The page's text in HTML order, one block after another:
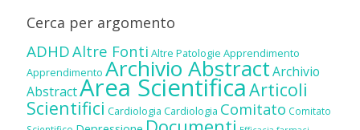
Cerca per argomento
ADHDAltre Fonti Altre Patologie Apprendimento
Apprendimento Archivio AbstractArchivio
AbstractArea ScientificaArticoli
Scientifici Cardiologia Cardiologia Comitato Comitato